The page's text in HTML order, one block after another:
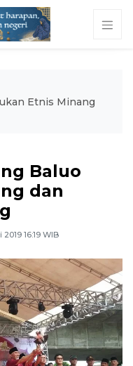
Etnis Minang
Baluo
dan
16:19 WIB